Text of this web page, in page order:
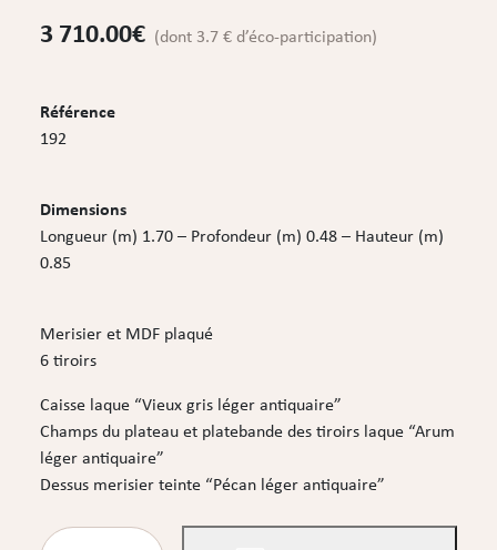
3 710.00€ (dont 3.7 € d’éco-participation)
Référence
192
Dimensions
Longueur (m) 1.70 – Profondeur (m) 0.48 – Hauteur (m)
0.85
Merisier et MDF plaqué
6 tiroirs
Caisse laque “Vieux gris léger antiquaire”
Champs du plateau et platebande des tiroirs laque “Arum
léger antiquaire”
Dessus merisier teinte “Pécan léger antiquaire”
quantité